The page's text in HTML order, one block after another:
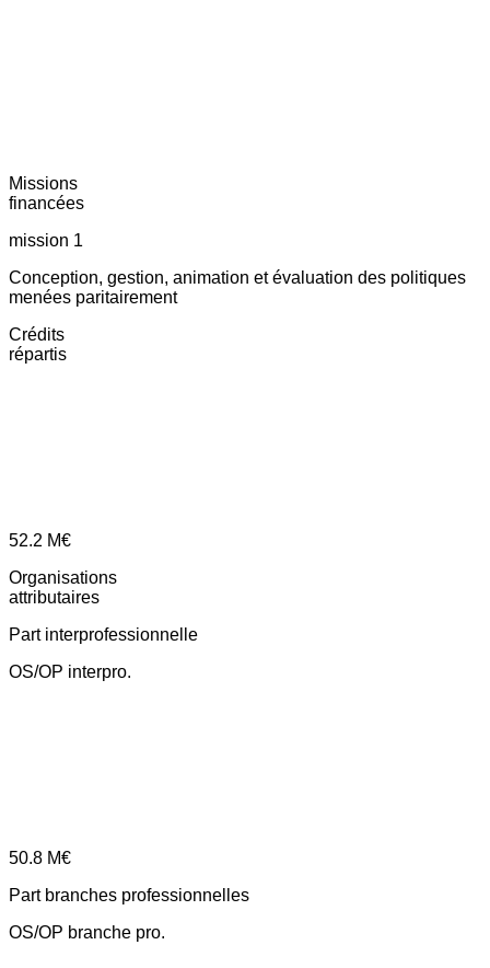
Missions
financées
mission 1
Conception, gestion, animation et évaluation des politiques
menées paritairement
Crédits
répartis
52.2 M€
Organisations
attributaires
Part interprofessionnelle
OS/OP interpro.
50.8 M€
Part branches professionnelles
OS/OP branche pro.